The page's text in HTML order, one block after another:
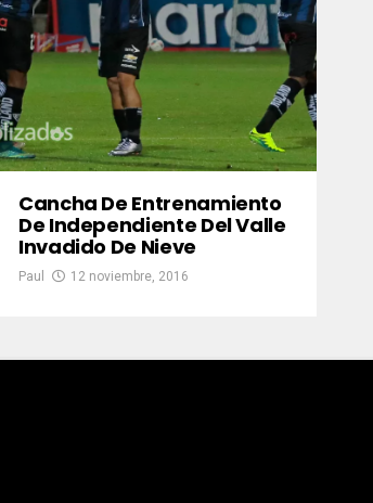
Cancha De Entrenamiento
De Independiente Del Valle
Invadido De Nieve
Paul 12 noviembre, 2016